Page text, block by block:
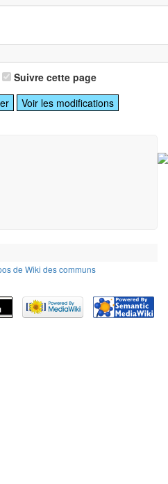
Suivre cette page
de Wiki des communs